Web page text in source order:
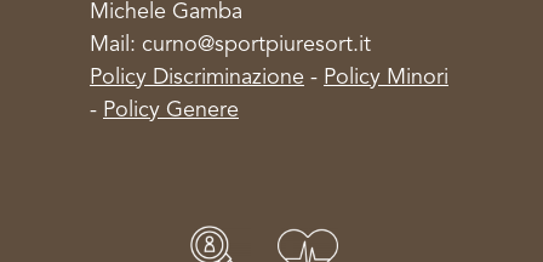
Michele Gamba
Mail: curno@sportpiuresort.it
Policy Discriminazione - Policy Minori
- Policy Genere